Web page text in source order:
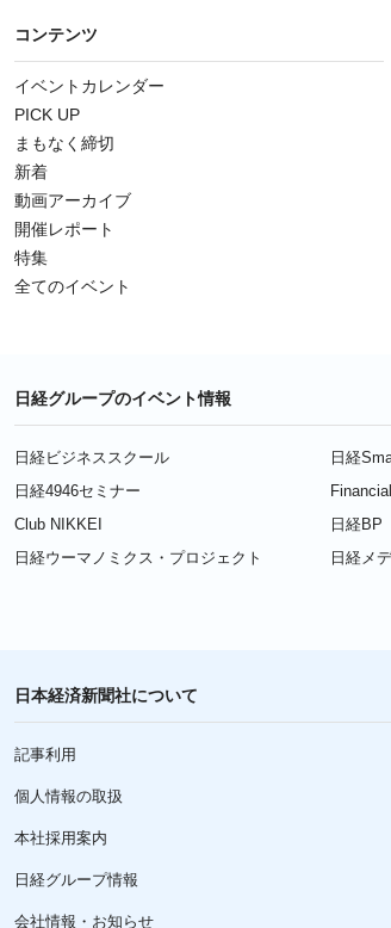
コンテンツ
イベントカレンダー
PICK UP
まもなく締切
新着
動画アーカイブ
開催レポート
特集
全てのイベント
日経グループのイベント情報
日経ビジネススクール
日経4946セミナー
Club NIKKEI
日経ウーマノミクス・プロジェクト
日経
日経BP
日経メ
日本経済新聞社について
記事利用
個人情報の取扱
本社採用案内
日経グループ情報
会社情報・お知らせ